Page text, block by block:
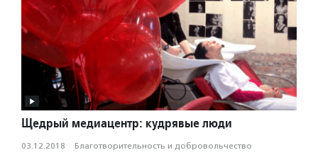
Щедрый медиацентр: кудрявые люди
03.12.2018 · Благотвори­тель­ность и доброволь­чест­во